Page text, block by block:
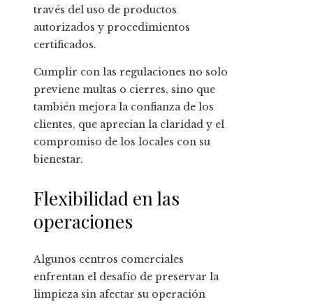
través del uso de productos
autorizados y procedimientos
certificados.
Cumplir con las regulaciones no solo
previene multas o cierres, sino que
también mejora la confianza de los
clientes, que aprecian la claridad y el
compromiso de los locales con su
bienestar.
Flexibilidad en las
operaciones
Algunos centros comerciales
enfrentan el desafío de preservar la
limpieza sin afectar su operación